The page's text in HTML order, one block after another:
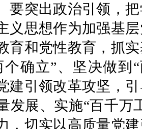
要突出政治引领，
义思想作为加强基
育和党性教育，抓
个确立”、坚决做到
建引领改革攻坚，
发展、实施“百千万
，切实以高质量党